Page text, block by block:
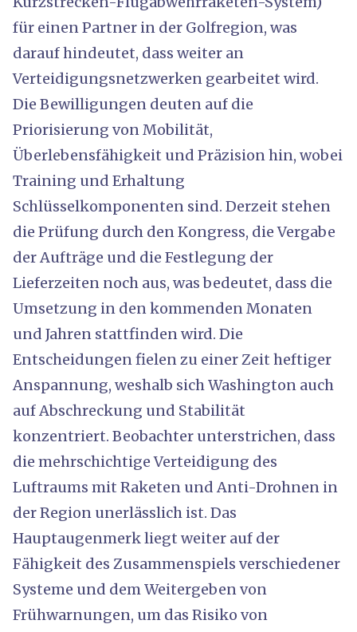
für einen Partner in der Golfregion, was
darauf hindeutet, dass weiter an
Verteidigungsnetzwerken gearbeitet wird.
Die Bewilligungen deuten auf die
Priorisierung von Mobilität,
Überlebensfähigkeit und Präzision hin, wobei
Training und Erhaltung
Schlüsselkomponenten sind. Derzeit stehen
die Prüfung durch den Kongress, die Vergabe
der Aufträge und die Festlegung der
Lieferzeiten noch aus, was bedeutet, dass die
Umsetzung in den kommenden Monaten
und Jahren stattfinden wird. Die
Entscheidungen fielen zu einer Zeit heftiger
Anspannung, weshalb sich Washington auch
auf Abschreckung und Stabilität
konzentriert. Beobachter unterstrichen, dass
die mehrschichtige Verteidigung des
Luftraums mit Raketen und Anti-Drohnen in
der Region unerlässlich ist. Das
Hauptaugenmerk liegt weiter auf der
Fähigkeit des Zusammenspiels verschiedener
Systeme und dem Weitergeben von
Frühwarnungen, um das Risiko von